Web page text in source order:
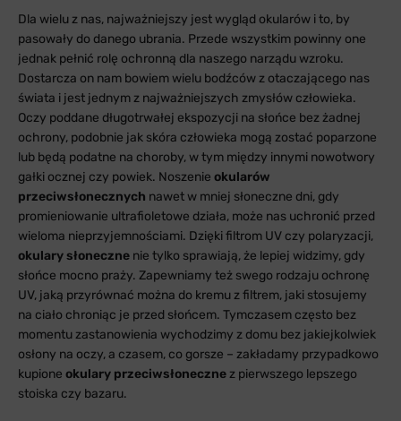
Dla wielu z nas, najważniejszy jest wygląd okularów i to, by
pasowały do danego ubrania. Przede wszystkim powinny one
jednak pełnić rolę ochronną dla naszego narządu wzroku.
Dostarcza on nam bowiem wielu bodźców z otaczającego nas
świata i jest jednym z najważniejszych zmysłów człowieka.
Oczy poddane długotrwałej ekspozycji na słońce bez żadnej
ochrony, podobnie jak skóra człowieka mogą zostać poparzone
lub będą podatne na choroby, w tym między innymi nowotwory
gałki ocznej czy powiek. Noszenie okularów
przeciwsłonecznych nawet w mniej słoneczne dni, gdy
promieniowanie ultrafioletowe działa, może nas uchronić przed
wieloma nieprzyjemnościami. Dzięki filtrom UV czy polaryzacji,
okulary słoneczne nie tylko sprawiają, że lepiej widzimy, gdy
słońce mocno praży. Zapewniamy też swego rodzaju ochronę
UV, jaką przyrównać można do kremu z filtrem, jaki stosujemy
na ciało chroniąc je przed słońcem. Tymczasem często bez
momentu zastanowienia wychodzimy z domu bez jakiejkolwiek
osłony na oczy, a czasem, co gorsze – zakładamy przypadkowo
kupione okulary przeciwsłonecznez pierwszego lepszego
stoiska czy bazaru.